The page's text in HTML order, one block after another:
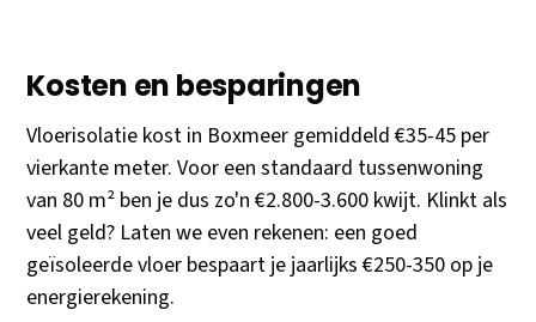
Kosten en besparingen
Vloerisolatie kost in Boxmeer gemiddeld €35-45 per
vierkante meter. Voor een standaard tussenwoning
van 80 m² ben je dus zo'n €2.800-3.600 kwijt. Klinkt als
veel geld? Laten we even rekenen: een goed
geïsoleerde vloer bespaart je jaarlijks €250-350 op je
energierekening.